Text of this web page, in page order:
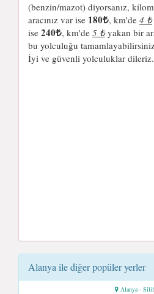
(benzin/mazot) diyorsanız,
aracınız var ise 180 , km'de 4 ₺
ise 240 , km'de 5 ₺yakan bir
bu yolculuğu
İyi ve güvenli yolculuklar dileriz.
Alanya ile diğer popüler yerler
Alanya -